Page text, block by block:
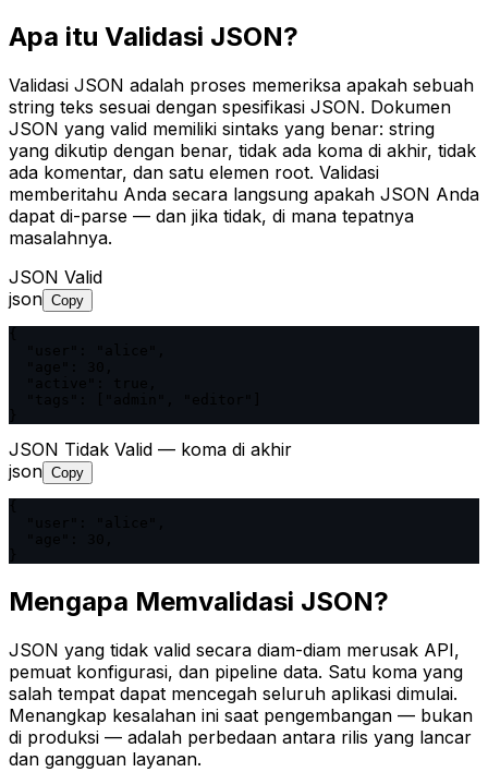
Apa itu Validasi JSON?
Validasi JSON adalah proses memeriksa apakah sebuah
string teks sesuai dengan spesifikasi JSON. Dokumen
JSON yang valid memiliki sintaks yang benar: string
yang dikutip dengan benar, tidak ada koma di akhir, tidak
ada komentar, dan satu elemen root. Validasi
memberitahu Anda secara langsung apakah JSON Anda
dapat di-parse — dan jika tidak, di mana tepatnya
masalahnya.
JSON Valid
json Copy
JSON Tidak Valid — koma di akhir
json Copy
Mengapa Memvalidasi JSON?
JSON yang tidak valid secara diam-diam merusak API,
pemuat konfigurasi, dan pipeline data. Satu koma yang
salah tempat dapat mencegah seluruh aplikasi dimulai.
Menangkap kesalahan ini saat pengembangan — bukan
di produksi — adalah perbedaan antara rilis yang lancar
dan gangguan layanan.